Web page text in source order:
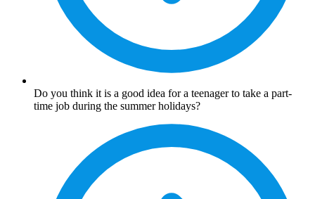
Do you think it is a good idea for a teenager to take a part-
time job during the summer holidays?